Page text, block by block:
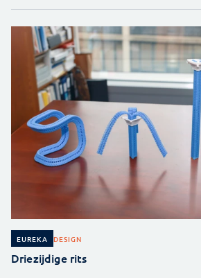
EUREKA DESIGN
Driezijdige rits